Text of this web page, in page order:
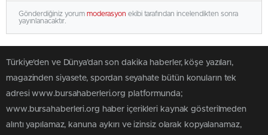
Gönderdiğiniz yorum moderasyon ekibi tarafından incelendikten sonra
yayınlanacaktır.
Türkiye'den ve Dünya’dan son dakika haberler, köşe yazıları,
magazinden siyasete, spordan seyahate bütün konuların tek
adresi www.bursahaberleri.org platformunda;
www.bursahaberleri.org haber içerikleri kaynak gösterilmeden
alıntı yapılamaz, kanuna aykırı ve izinsiz olarak kopyalanamaz,